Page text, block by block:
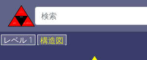
レベル 1 構造図